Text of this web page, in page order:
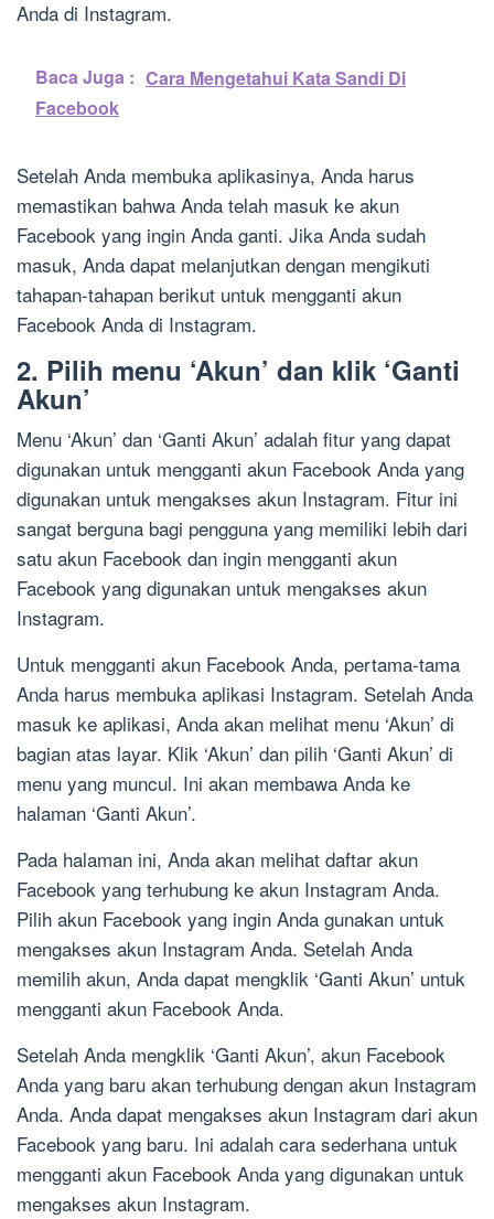
Anda di Instagram.
Baca Juga : Cara Mengetahui Kata Sandi Di
Facebook
Setelah Anda membuka aplikasinya, Anda harus
memastikan bahwa Anda telah masuk ke akun
Facebook yang ingin Anda ganti. Jika Anda sudah
masuk, Anda dapat melanjutkan dengan mengikuti
tahapan-tahapan berikut untuk mengganti akun
Facebook Anda di Instagram.
2. Pilih menu ‘Akun’ dan klik ‘Ganti
Akun’
Menu ‘Akun’ dan ‘Ganti Akun’ adalah fitur yang dapat
digunakan untuk mengganti akun Facebook Anda yang
digunakan untuk mengakses akun Instagram. Fitur ini
sangat berguna bagi pengguna yang memiliki lebih dari
satu akun Facebook dan ingin mengganti akun
Facebook yang digunakan untuk mengakses akun
Instagram.
Untuk mengganti akun Facebook Anda, pertama-tama
Anda harus membuka aplikasi Instagram. Setelah Anda
masuk ke aplikasi, Anda akan melihat menu ‘Akun’ di
bagian atas layar. Klik ‘Akun’ dan pilih ‘Ganti Akun’ di
menu yang muncul. Ini akan membawa Anda ke
halaman ‘Ganti Akun’.
Pada halaman ini, Anda akan melihat daftar akun
Facebook yang terhubung ke akun Instagram Anda.
Pilih akun Facebook yang ingin Anda gunakan untuk
mengakses akun Instagram Anda. Setelah Anda
memilih akun, Anda dapat mengklik ‘Ganti Akun’ untuk
mengganti akun Facebook Anda.
Setelah Anda mengklik ‘Ganti Akun’, akun Facebook
Anda yang baru akan terhubung dengan akun Instagram
Anda. Anda dapat mengakses akun Instagram dari akun
Facebook yang baru. Ini adalah cara sederhana untuk
mengganti akun Facebook Anda yang digunakan untuk
mengakses akun Instagram.